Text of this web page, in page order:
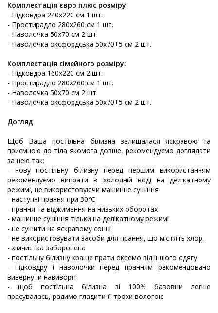
Комплектація євро плюс розміру:
- Підковдра 240х220 см 1 шт.
- Простирадло 280х260 см 1 шт.
- Наволочка 50х70 см 2 шт.
- Наволочка оксфордська 50х70+5 см 2 шт.​
Комплектація сімейного розміру:
- Підковдра 160х220 см 2 шт.
- Простирадло 280х260 см 1 шт.
- Наволочка 50х70 см 2 шт.
- Наволочка оксфордська 50х70+5 см 2 шт.
Догляд
Щоб Ваша постільна білизна залишалася яскравою та
приємною до тіла якомога довше, рекомендуємо доглядати
за нею так:
- нову постільну білизну перед першим використанням
рекомендуємо випрати в холодній воді на делікатному
режимі, не використовуючи машинне сушіння
- наступні прання при 30°С
- прання та віджимання на низьких оборотах
- машинне сушіння тільки на делікатному режимі
- не сушити на яскравому сонці
- не використовувати засоби для прання, що містять хлор.
- хімчистка заборонена
- постільну білизну краще прати окремо від іншого одягу
- підковдру і наволочки перед пранням рекомендовано
вивернути навиворіт
- щоб постільна білизна зі 100% бавовни легше
прасувалась, радимо гладити її трохи вологою